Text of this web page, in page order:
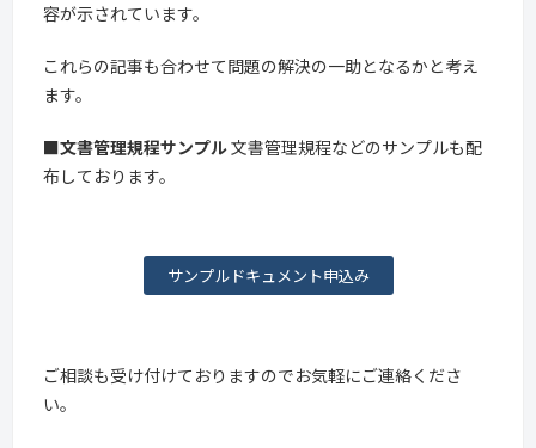
容が示されています。
これらの記事も合わせて問題の解決の一助となるかと考え
ます。
■文書管理規程サンプル文書管理規程などのサンプルも配
布しております。
サンプルドキュメント申込み
ご相談も受け付けておりますのでお気軽にご連絡くださ
い。